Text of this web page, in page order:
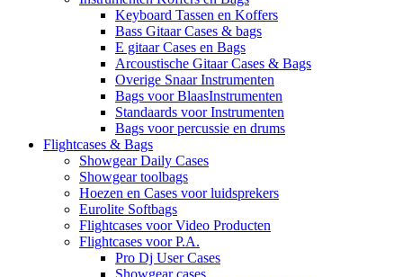
Keyboard Tassen en Koffers
Bass Gitaar Cases & bags
E gitaar Cases en Bags
Arcoustische Gitaar Cases & Bags
Overige Snaar Instrumenten
Bags voor BlaasInstrumenten
Standaards voor Instrumenten
Bags voor percussie en drums
Flightcases & Bags
Showgear Daily Cases
Showgear toolbags
Hoezen en Cases voor luidsprekers
Eurolite Softbags
Flightcases voor Video Producten
Flightcases voor P.A.
Pro Dj User Cases
Showgear cases